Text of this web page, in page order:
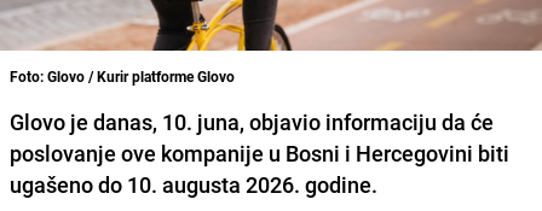
Foto: Glovo / Kurir platforme Glovo
Glovo je danas, 10. juna, objavio informaciju da će
poslovanje ove kompanije u Bosni i Hercegovini biti
ugašeno do 10. augusta 2026. godine.